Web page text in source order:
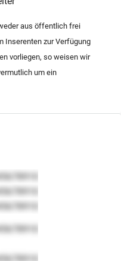
aus öffentlich frei
Inserenten zur Verfügung
vorliegen, so weisen wir
um ein